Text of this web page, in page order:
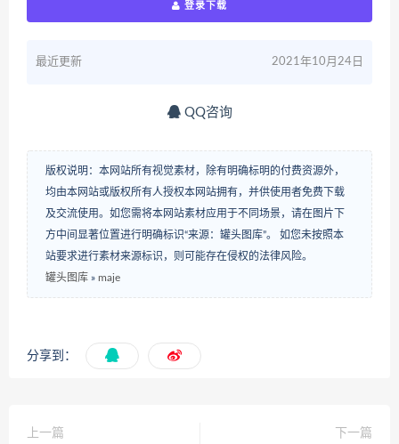
登录下载
最近更新 2021年10月24日
QQ咨询
版权说明：本网站所有视觉素材，除有明确标明的付费资源外，
均由本网站或版权所有人授权本网站拥有，并供使用者免费下载
及交流使用。如您需将本网站素材应用于不同场景，请在图片下
方中间显著位置进行明确标识“来源：罐头图库”。 如您未按照本
站要求进行素材来源标识，则可能存在侵权的法律风险。
罐头图库 » maje
分享到：
上一篇
下一篇